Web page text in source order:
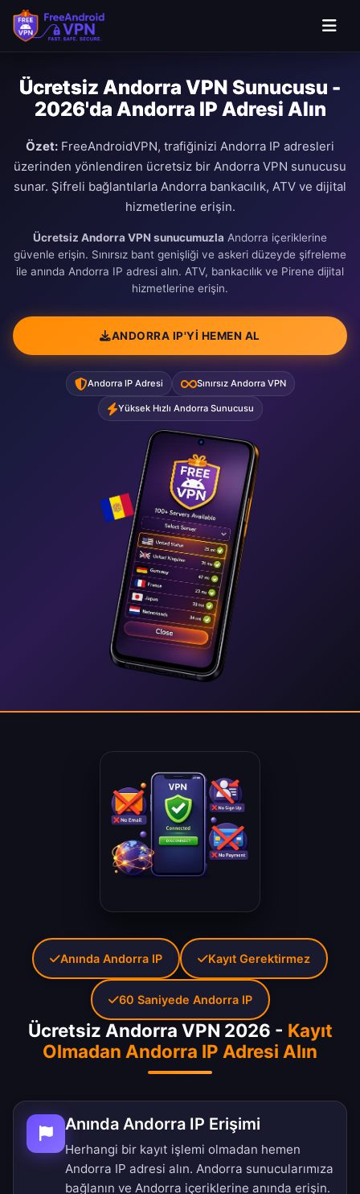
Ana içeriğe geç
Ücretsiz Andorra VPN Sunucusu -
2026'da Andorra IP Adresi Alın
Özet: FreeAndroidVPN, trafiğinizi Andorra IP adresleri
üzerinden yönlendiren ücretsiz bir Andorra VPN sunucusu
sunar. Şifreli bağlantılarla Andorra bankacılık, ATV ve dijital
hizmetlerine erişin.
Ücretsiz Andorra VPN sunucumuzla Andorra içeriklerine
güvenle erişin. Sınırsız bant genişliği ve askeri düzeyde şifreleme
ile anında Andorra IP adresi alın. ATV, bankacılık ve Pirene dijital
hizmetlerine erişin.
ANDORRA IP'YI HEMEN AL
Andorra IP Adresi Sınırsız Andorra VPN
Yüksek Hızlı Andorra Sunucusu
Ücretsiz Andorra VPN 2026 - Kayıt
Olmadan Andorra IP Adresi Alın
Anında Andorra IP Erişimi
Herhangi bir kayıt işlemi olmadan hemen
Andorra IP adresi alın. Andorra sunucularımıza
bağlanın ve Andorra içeriklerine anında erişin.
Anında Andorra IP Kayıt Gerektirmez
60 Saniyede Andorra IP